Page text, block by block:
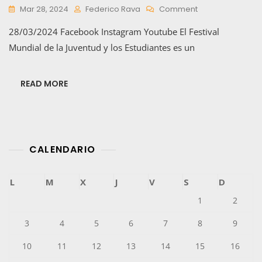
Mar 28, 2024 Federico Rava CommentOn
Mundial
28/03/2024 Facebook Instagram Youtube El Festival
Mundial de la Juventud y los Estudiantes es un
READ MORE
CALENDARIO
L M X J V S D
1 2
3 4 5 6 7 8 9
10 11 12 13 14 15 16